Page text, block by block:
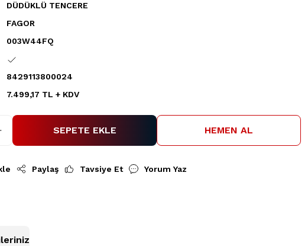
DÜDÜKLÜ TENCERE
FAGOR
003W44FQ
8429113800024
7.499,17 TL + KDV
SEPETE EKLE HEMEN AL
Paylaş Tavsiye Et Yorum Yaz